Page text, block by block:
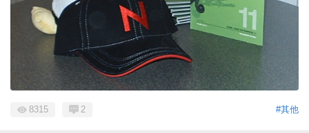
#其他
8315 2